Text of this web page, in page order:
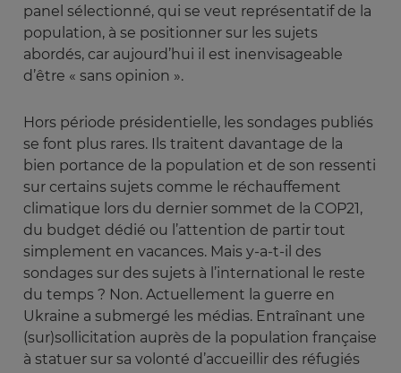
panel sélectionné, qui se veut représentatif de la
population, à se positionner sur les sujets
abordés, car aujourd’hui il est inenvisageable
d’être « sans opinion ».
Hors période présidentielle, les sondages publiés
se font plus rares. Ils traitent davantage de la
bien portance de la population et de son ressenti
sur certains sujets comme le réchauffement
climatique lors du dernier sommet de la COP21,
du budget dédié ou l’attention de partir tout
simplement en vacances. Mais y-a-t-il des
sondages sur des sujets à l’international le reste
du temps ? Non. Actuellement la guerre en
Ukraine a submergé les médias. Entraînant une
(sur)sollicitation auprès de la population française
à statuer sur sa volonté d’accueillir des réfugiés